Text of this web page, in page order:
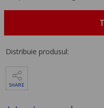
Distribuie produsul:
SHARE